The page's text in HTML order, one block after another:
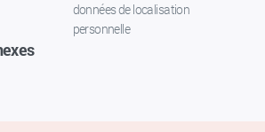
données de localisation
personnelle